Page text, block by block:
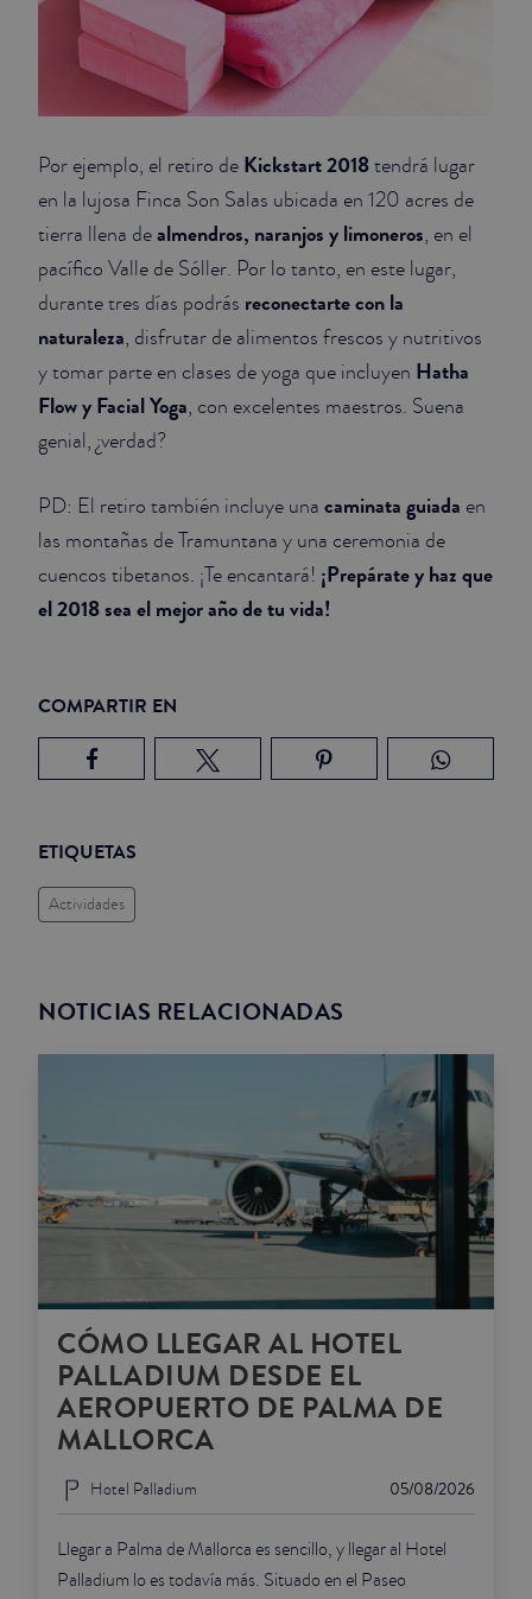
Por ejemplo, el retiro de Kickstart 2018tendrá lugar
en la lujosa Finca Son Salas ubicada en 120 acres de
tierra llena dealmendros, naranjos y limoneros, en el
pacífico Valle de Sóller. Por lo tanto, en este lugar,
durante tres días podrás reconectarte con la
naturaleza, disfrutar de alimentos frescos y nutritivos
y tomar parte en clases de yoga que incluyen Hatha
Flow y Facial Yoga, con excelentes maestros. Suena
genial, ¿verdad?
PD: El retiro también incluye una caminata guiada en
las montañas de Tramuntana y una ceremonia de
cuencos tibetanos. ¡Te encantará! ¡Prepárate y haz que
el 2018 sea el mejor año de tu vida!
COMPARTIR EN
ETIQUETAS
Actividades
NOTICIAS RELACIONADAS
CÓMO LLEGAR AL HOTEL
PALLADIUM DESDE EL
AEROPUERTO DE PALMA DE
MALLORCA
05/08/2026
Hotel Palladium
Llegar a Palma de Mallorca es sencillo, y llegar al Hotel
Palladium lo es todavía más. Situado en el Paseo